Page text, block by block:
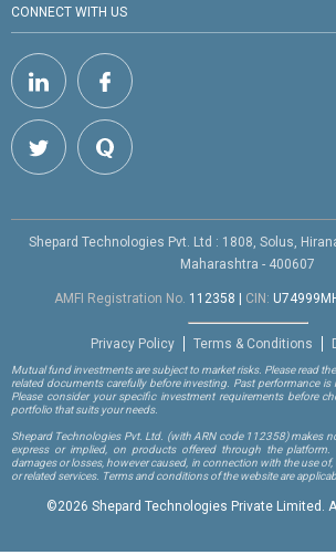
CONNECT WITH US
Shepard Technologies Pvt. Ltd : 1808, Solus,
Maharashtra - 400607
AMFI Registration No. 112358 CIN:
Privacy Policy Terms & Conditions
Mutual fund investments are subject to market risks. Please read
related documents carefully before investing. Past performance
Please consider your specific investment requirements before
portfolio that suits your needs.
Shepard Technologies Pvt. Ltd. (with ARN code 112358)makes
express or implied, on products offered through the
damages or losses, however caused, in connection with the use
or related services. Terms and conditions of the website are
©2026 Shepard Technologies Private Limited.